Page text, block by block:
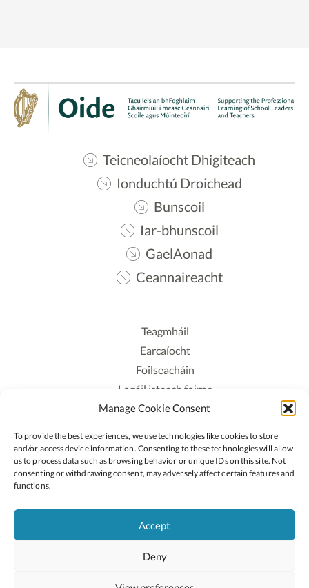
Manage Cookie Consent
To provide the best experiences, we use technologies like cookies to store
and/or access device information. Consenting to these technologies will allow
us to process data such as browsing behavior or unique IDs on this site. Not
consenting or withdrawing consent, may adversely affect certain features and
functions.
Accept
Deny
Teicneolaíocht Dhigiteach
Ionduchtú Droichead
Bunscoil
Iar-bhunscoil
GaelAonad
Ceannaireacht
Teagmháil
Earcaíocht
Foilseacháin
Logáil isteach foirne
Polasaí Príobháideachais
Rochtain
Lean:
2026 © Cóipcheart Oide
An Roinn Oideachais agus Óige